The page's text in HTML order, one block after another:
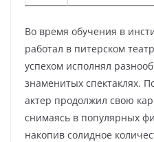
Во время обучения в
работал в питерском
успехом исполнял
знаменитых спектаклях.
актер продолжил свою
снимаясь в популярных
накопив солидное